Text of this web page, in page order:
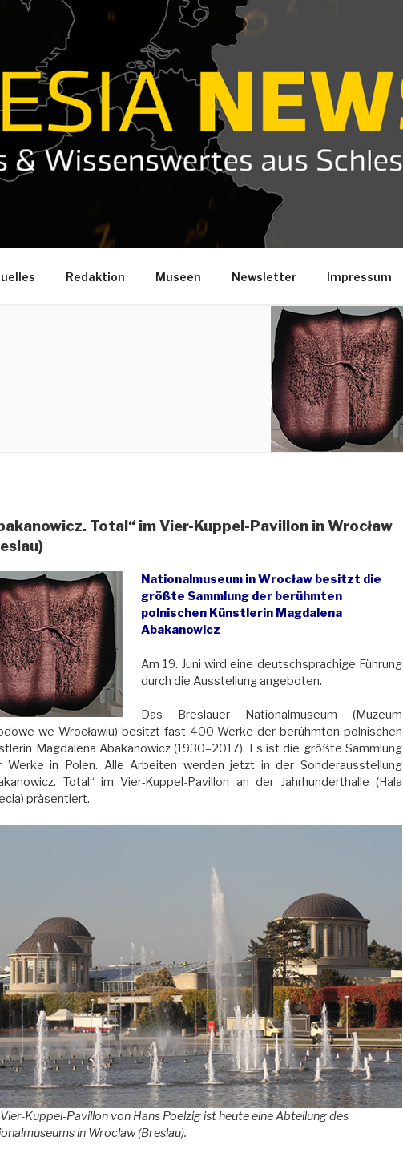
Redaktion Museen Newsletter Impressum
Total“ im Vier-Kuppel-Pavillon in Wrocław
Nationalmuseum in Wrocław besitzt die
größte Sammlung der berühmten
polnischen Künstlerin Magdalena
Abakanowicz
Am 19. Juni wird eine deutschsprachige Führung
durch die Ausstellung angeboten.
Das Breslauer Nationalmuseum (Muzeum
we Wrocławiu) besitzt fast 400 Werke der berühmten polnischen
Magdalena Abakanowicz (1930–2017). Es ist die größte Sammlung
Werke in Polen. Alle Arbeiten werden jetzt in der Sonderausstellung
Total“ im Vier-Kuppel-Pavillon an der Jahrhunderthalle (Hala
präsentiert.
Kuppel-Pavillon von Hans Poelzig ist heute eine Abteilung des
in Wroclaw (Breslau).